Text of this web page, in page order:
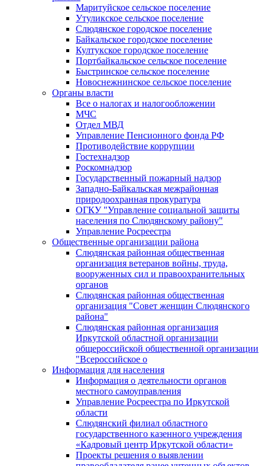
Маритуйское сельское поселение
Утуликское сельское поселение
Слюдянское городское поселение
Байкальское городское поселение
Култукское городское поселение
Портбайкальское сельское поселение
Быстринское сельское поселение
Новоснежнинское сельское поселение
Органы власти
Все о налогах и налогообложении
МЧС
Отдел МВД
Управление Пенсионного фонда РФ
Противодействие коррупции
Гостехнадзор
Роскомнадзор
Государственный пожарный надзор
Западно-Байкальская межрайонная
природоохранная прокуратура
ОГКУ "Управление социальной защиты
населения по Слюдянскому району"
Управление Росреестра
Общественные организации района
Слюдянская районная общественная
организация ветеранов войны, труда,
вооруженных сил и правоохранительных
органов
Слюдянская районная общественная
организация "Совет женщин Слюдянского
района"
Слюдянская районная организация
Иркутской областной организации
общероссийской общественной организации
"Всероссийское о
Информация для населения
Информация о деятельности органов
местного самоуправления
Управление Росреестра по Иркутской
области
Слюдянский филиал областного
государственного казенного учреждения
«Кадровый центр Иркутской области»
Проекты решения о выявлении